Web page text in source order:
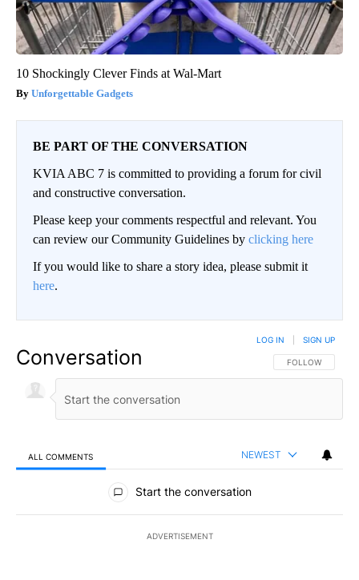
10 Shockingly Clever Finds at Wal-Mart
Unforgettable Gadgets
BE PART OF THE CONVERSATION
KVIA ABC 7 is committed to providing a forum for civil
and constructive conversation.
Please keep your comments respectful and relevant. You
can review our Community Guidelines by clicking here
If you would like to share a story idea, please submit it
here.
Conversation FOLLOW THIS
FOLLOW
LOG IN SIGN UP
ALL COMMENTS NEWEST
All Comments
Start the conversation
ADVERTISEMENT